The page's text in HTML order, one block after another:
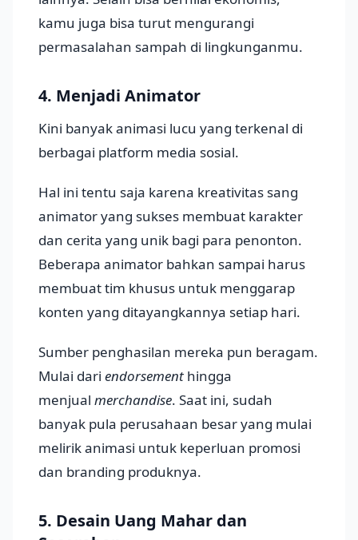
kamu juga bisa turut mengurangi
permasalahan sampah di lingkunganmu.
4. Menjadi Animator
Kini banyak animasi lucu yang terkenal di
berbagai platform media sosial.
Hal ini tentu saja karena kreativitas sang
animator yang sukses membuat karakter
dan cerita yang unik bagi para penonton.
Beberapa animator bahkan sampai harus
membuat tim khusus untuk menggarap
konten yang ditayangkannya setiap hari.
Sumber penghasilan mereka pun beragam.
Mulai dari endorsement hingga
menjual merchandise. Saat ini, sudah
banyak pula perusahaan besar yang mulai
melirik animasi untuk keperluan promosi
dan branding produknya.
5. Desain Uang Mahar dan